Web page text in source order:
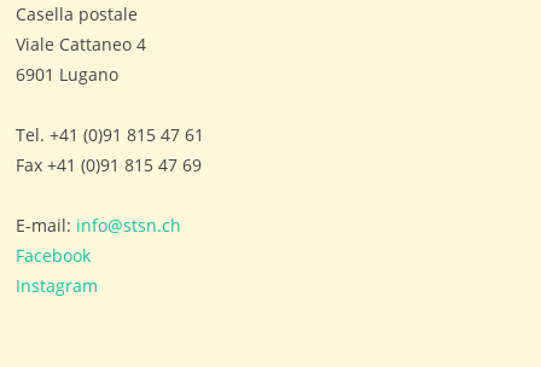
Casella postale
Viale Cattaneo 4
6901 Lugano
Tel. +41 (0)91 815 47 61
Fax +41 (0)91 815 47 69
E-mail: info@stsn.ch
Facebook
Instagram